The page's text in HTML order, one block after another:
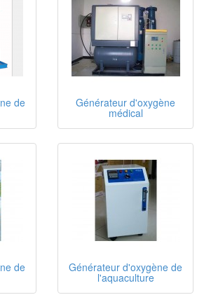
de Générateur d'oxygène
médical
de Générateur d'oxygène de
l'aquaculture